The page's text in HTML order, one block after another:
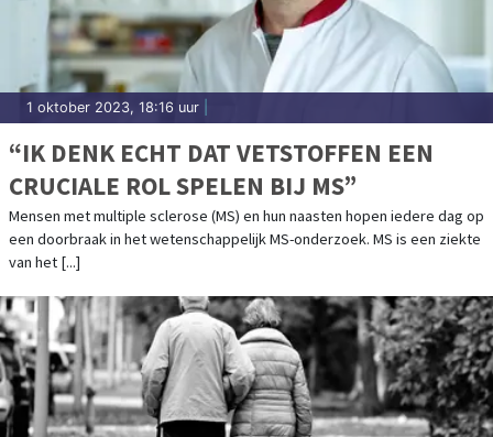
1 oktober 2023, 18:16 uur
“IK DENK ECHT DAT VETSTOFFEN EEN
CRUCIALE ROL SPELEN BIJ MS”
Mensen met multiple sclerose (MS) en hun naasten hopen iedere dag op
een doorbraak in het wetenschappelijk MS-onderzoek. MS is een ziekte
van het [...]